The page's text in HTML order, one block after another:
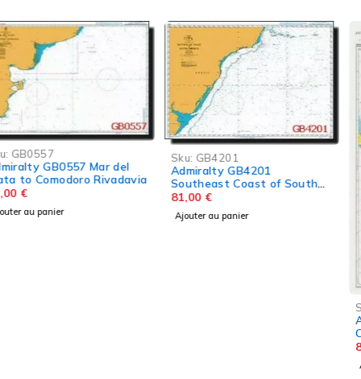
Sku:GB4201
Admiralty GB4201
Southeast Coast of South
America
81,00
Ajouter au panier